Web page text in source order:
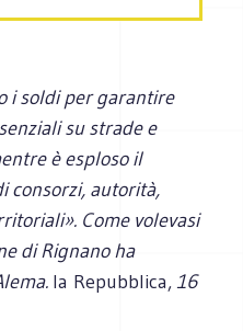
i soldi per garantire
su strade e
è esploso il
consorzi, autorità,
Come volevasi
di Rignano ha
la Repubblica,16